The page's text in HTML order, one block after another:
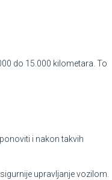
do 15.000 kilometara. To
i nakon takvih
upravljanje vozilom.